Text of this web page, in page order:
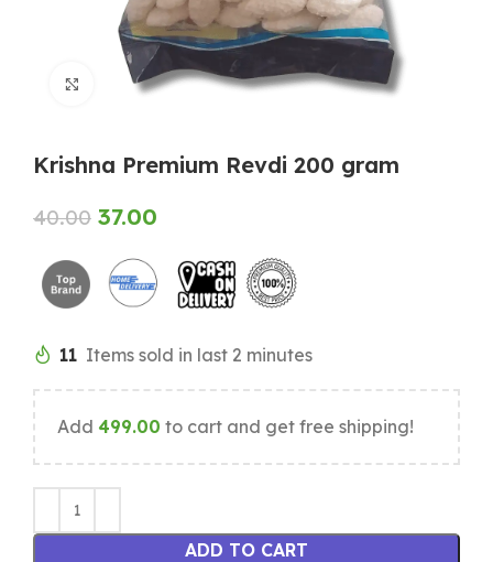
Click to enlarge
Krishna Premium Revdi 200 gram
40.00 37.00
11 Items sold in last 2 minutes
Add 499.00 to cart and get free shipping!
ADD TO CART